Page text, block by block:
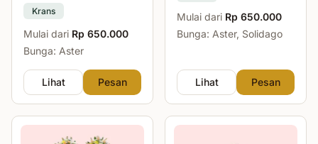
Krans
Mulai dari Rp 650.000
Bunga: Aster
Lihat Pesan
Mulai dari Rp 650.000
Bunga: Aster, Solidago
Lihat Pesan